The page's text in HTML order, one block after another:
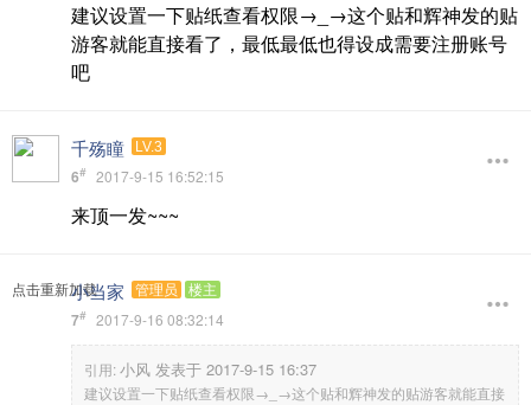
建议设置一下贴纸查看权限→_→这个贴和辉神发的贴
游客就能直接看了，最低最低也得设成需要注册账号
吧
千殇瞳 LV.3
6# 2017-9-15 16:52:15
来顶一发~~~
点击重新加载小当家 管理员 楼主
7# 2017-9-16 08:32:14
引用: 小风 发表于 2017-9-15 16:37
建议设置一下贴纸查看权限→_→这个贴和辉神发的贴游客就能直接